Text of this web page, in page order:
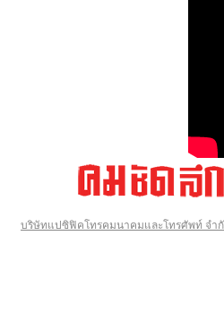
บริษัทแปซิฟิคโทรคมนาคมและโทรศัพท์ จำ